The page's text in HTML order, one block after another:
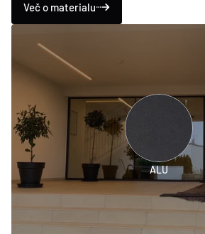
Več o materialu
ALU